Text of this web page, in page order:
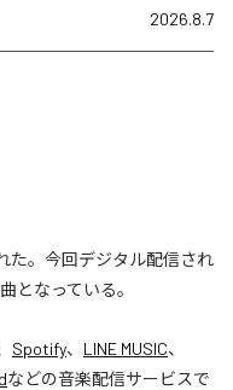
2026.8.7
た。今回デジタル配信され
となっている。
Spotify、 LINE MUSIC、
などの音楽配信サービスで